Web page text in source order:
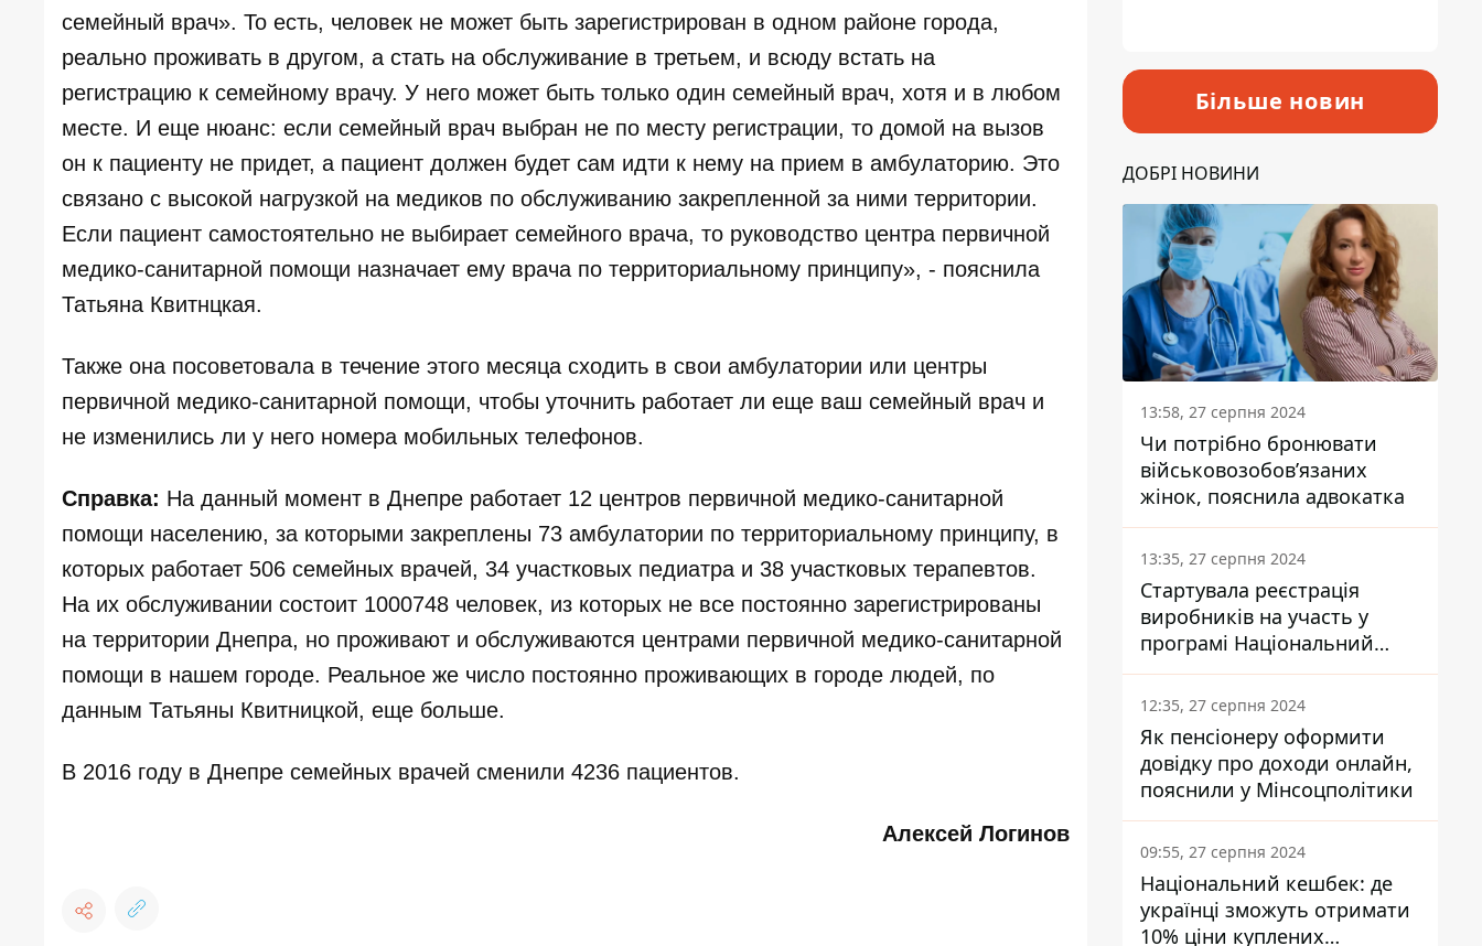
семейный врач». То есть, человек не может быть зарегистрирован в одном районе города,
реально проживать в другом, а стать на обслуживание в третьем, и всюду встать на
регистрацию к семейному врачу. У него может быть только один семейный врач, хотя и в любом
месте. И еще нюанс: если семейный врач выбран не по месту регистрации, то домой на вызов
он к пациенту не придет, а пациент должен будет сам идти к нему на прием в амбулаторию. Это
связано с высокой нагрузкой на медиков по обслуживанию закрепленной за ними территории.
Если пациент самостоятельно не выбирает семейного врача, то руководство центра первичной
медико-санитарной помощи назначает ему врача по территориальному принципу», - пояснила
Татьяна Квитнцкая.
Также она посоветовала в течение этого месяца сходить в свои амбулатории или центры
первичной медико-санитарной помощи, чтобы уточнить работает ли еще ваш семейный врач и
не изменились ли у него номера мобильных телефонов.
Справка: На данный момент в Днепре работает 12 центров первичной медико-санитарной
помощи населению, за которыми закреплены 73 амбулатории по территориальному принципу, в
которых работает 506 семейных врачей, 34 участковых педиатра и 38 участковых терапевтов.
На их обслуживании состоит 1000748 человек, из которых не все постоянно зарегистрированы
на территории Днепра, но проживают и обслуживаются центрами первичной медико-санитарной
помощи в нашем городе. Реальное же число постоянно проживающих в городе людей, по
данным Татьяны Квитницкой, еще больше.
В 2016 году в Днепре семейных врачей сменили 4236 пациентов.
Алексей Логинов
Більше новин
ДОБРІ НОВИНИ
13:58, 27 серпня 2024
Чи потрібно бронювати
військовозобов’язаних
жінок, пояснила адвокатка
13:35, 27 серпня 2024
Стартувала реєстрація
виробників на участь у
програмі Національний
кешбек: як це зробити
через портал Дія
12:35, 27 серпня 2024
Як пенсіонеру оформити
довідку про доходи онлайн,
пояснили у Мінсоцполітики
09:55, 27 серпня 2024
Національний кешбек: де
українці зможуть отримати
10% ціни куплених